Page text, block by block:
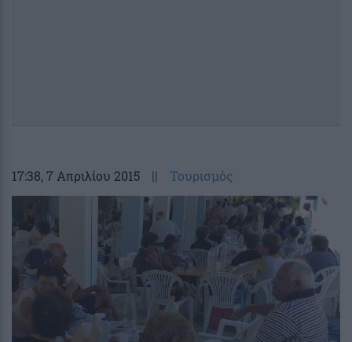
17:38, 7 Απριλίου 2015 || Τουρισμός